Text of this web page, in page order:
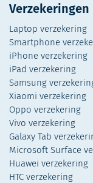
Verzekeringen
Laptop verzekering
Smartphone
iPhone verzekering
iPad verzekering
Samsung
Xiaomi verzekering
Oppo verzekering
Vivo verzekering
Galaxy Tab
Microsoft Surface
Huawei verzekering
HTC verzekering